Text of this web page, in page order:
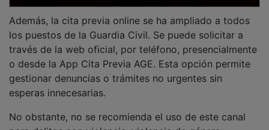
los puestos de la Guardia Civil. Se puede solicitar a
través de la web oficial, por teléfono, presencialmente
o desde la App Cita Previa AGE. Esta opción permite
gestionar denuncias o trámites no urgentes sin
esperas innecesarias.
para delitos con violencia, violencia de género,